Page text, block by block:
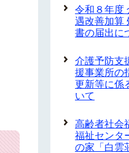
令和８年度
遇改善加算
書の届出に
介護予防支
援事業所の
更新等に係
いて
高齢者社会
福祉センタ
の家「白雲